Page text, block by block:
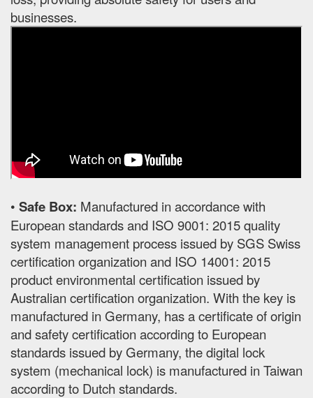
businesses.
• Safe Box: Manufactured in accordance with
European standards and ISO 9001: 2015 quality
system management process issued by SGS Swiss
certification organization and ISO 14001: 2015
product environmental certification issued by
Australian certification organization. With the key is
manufactured in Germany, has a certificate of origin
and safety certification according to European
standards issued by Germany, the digital lock
system (mechanical lock) is manufactured in Taiwan
according to Dutch standards.